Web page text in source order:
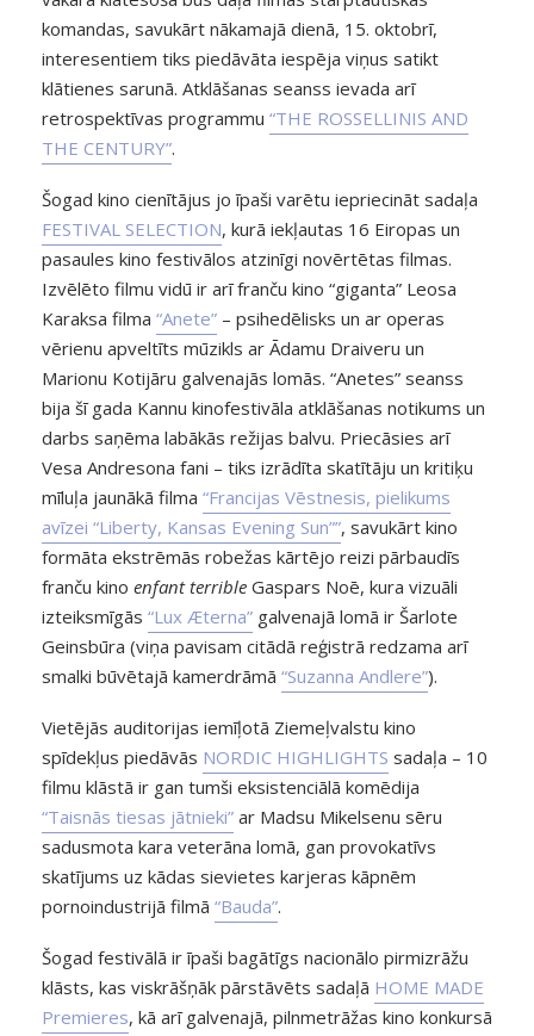
komandas, savukārt nākamajā dienā, 15. oktobrī,
interesentiem tiks piedāvāta iespēja viņus satikt
klātienes sarunā. Atklāšanas seanss ievada arī
retrospektīvas programmu “THE ROSSELLINIS AND
THE CENTURY”.
Šogad kino cienītājus jo īpaši varētu iepriecināt sadaļa
FESTIVAL SELECTION, kurā iekļautas 16 Eiropas un
pasaules kino festivālos atzinīgi novērtētas filmas.
Izvēlēto filmu vidū ir arī franču kino “giganta” Leosa
Karaksa filma “Anete” – psihedēlisks un ar operas
vērienu apveltīts mūzikls ar Ādamu Draiveru un
Marionu Kotijāru galvenajās lomās. “Anetes” seanss
bija šī gada Kannu kinofestivāla atklāšanas notikums un
darbs saņēma labākās režijas balvu. Priecāsies arī
Vesa Andresona fani – tiks izrādīta skatītāju un kritiķu
mīluļa jaunākā filma “Francijas Vēstnesis, pielikums
avīzei “Liberty, Kansas Evening Sun””, savukārt kino
formāta ekstrēmās robežas kārtējo reizi pārbaudīs
franču kino enfant terrible Gaspars Noē, kura vizuāli
izteiksmīgās “​​Lux Æterna” galvenajā lomā ir Šarlote
Geinsbūra (viņa pavisam citādā reģistrā redzama arī
smalki būvētajā kamerdrāmā “Suzanna Andlere”).
Vietējās auditorijas iemīļotā Ziemeļvalstu kino
spīdekļus piedāvās NORDIC HIGHLIGHTS sadaļa – 10
filmu klāstā ir gan tumši eksistenciālā komēdija
“Taisnās tiesas jātnieki” ar Madsu Mikelsenu sēru
sadusmota kara veterāna lomā, gan provokatīvs
skatījums uz kādas sievietes karjeras kāpnēm
pornoindustrijā filmā “Bauda”.
Šogad festivālā ir īpaši bagātīgs nacionālo pirmizrāžu
klāsts, kas viskrāšņāk pārstāvēts sadaļā HOME MADE
Premieres, kā arī galvenajā, pilnmetrāžas kino konkursā